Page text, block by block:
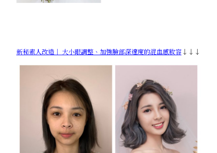
新秘素人改造｜ 大小眼調整、加強臉部深邃度的混血感妝容↓↓↓